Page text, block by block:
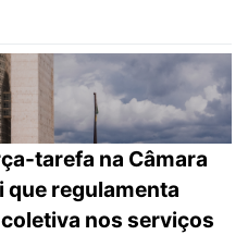
tarefa na Câmara
que regulamenta
nos serviços